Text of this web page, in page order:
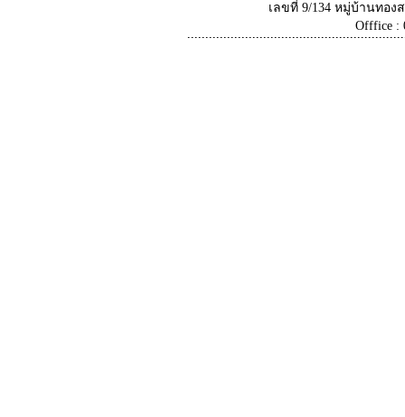
เลขที่ 9/134 หมู่บ้านทอง
Offfice :